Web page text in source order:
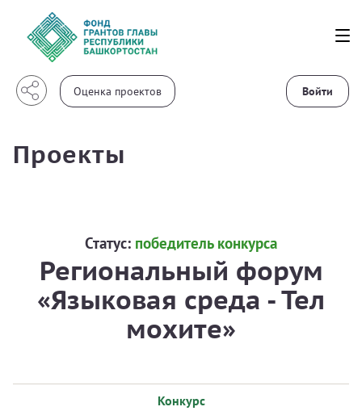
Войти
Проекты
Статус: победитель конкурса
Региональный форум
«Языковая среда - Тел
мохите»
Конкурс